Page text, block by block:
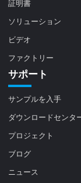
証明書
ソリューション
ビデオ
ファクトリー
サポート
サンプルを入手
ダウンロードセンタ
プロジェクト
ブログ
ニュース